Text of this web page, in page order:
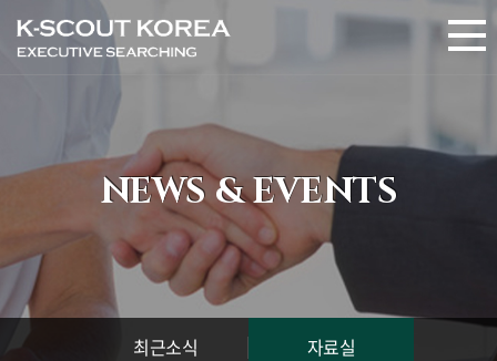
NEWS & EVENTS
최근소식 자료실